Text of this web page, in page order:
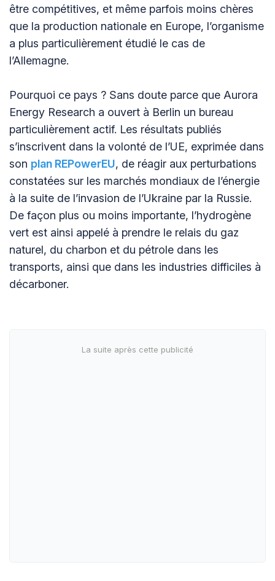
être compétitives, et même parfois moins chères
que la production nationale en Europe, l’organisme
a plus particulièrement étudié le cas de
l’Allemagne.
Pourquoi ce pays ? Sans doute parce que Aurora
Energy Research a ouvert à Berlin un bureau
particulièrement actif. Les résultats publiés
s’inscrivent dans la volonté de l’UE, exprimée dans
son plan REPowerEU, de réagir aux perturbations
constatées sur les marchés mondiaux de l’énergie
à la suite de l’invasion de l’Ukraine par la Russie.
De façon plus ou moins importante, l’hydrogène
vert est ainsi appelé à prendre le relais du gaz
naturel, du charbon et du pétrole dans les
transports, ainsi que dans les industries difficiles à
décarboner.